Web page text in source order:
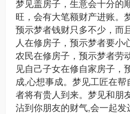
梦见盖房子，生意会十分的
旺，会有大笔额财产进账。
预示梦者钱财只多不少，而
人在修房子，预示梦者要小
农民在修房子，预示梦者劳
见自己子女在修自家房子，
成,心想事成。梦见工匠在
者将有贵人到来。梦见和朋
沾到你朋友的财气,会一起发